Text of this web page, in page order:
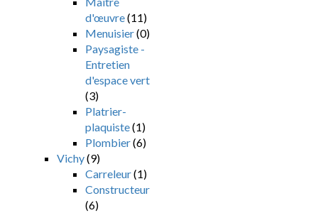
d'œuvre(11)
Menuisier(0)
Paysagiste -
Entretien
d'espace vert
(3)
Platrier-
plaquiste(1)
Plombier(6)
Vichy(9)
Carreleur(1)
Constructeur
(6)